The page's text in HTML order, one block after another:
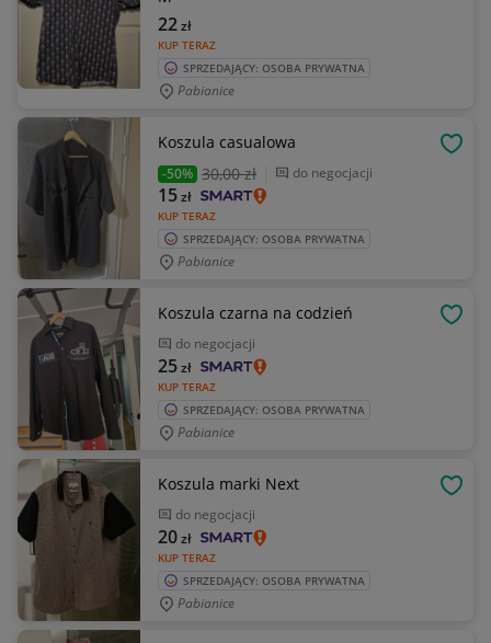
KUP TERAZ
22zł
SPRZEDAJĄCY: OSOBA PRYWATNA
Pabianice
Koszula casualowa
-50% 30,00 zł do negocjacji
KUP TERAZ
15zł
SPRZEDAJĄCY: OSOBA PRYWATNA
Pabianice
Koszula czarna na codzień
do negocjacji
KUP TERAZ
25zł
SPRZEDAJĄCY: OSOBA PRYWATNA
Pabianice
Koszula marki Next
do negocjacji
KUP TERAZ
20zł
SPRZEDAJĄCY: OSOBA PRYWATNA
Pabianice